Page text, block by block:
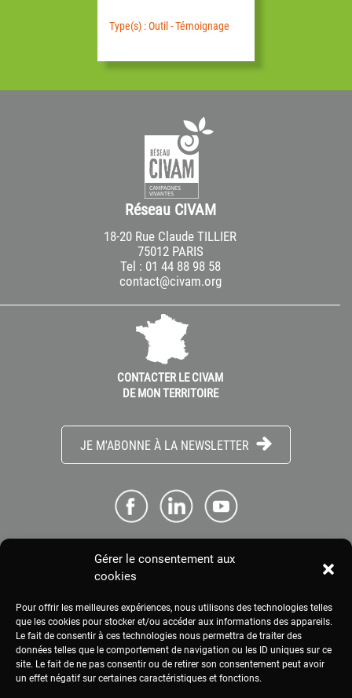
Gérer le consentement aux
cookies
Pour offrir les meilleures expériences, nous utilisons des technologies telles
que les cookies pour stocker et/ou accéder aux informations des appareils.
Le fait de consentir à ces technologies nous permettra de traiter des
données telles que le comportement de navigation ou les ID uniques sur ce
site. Le fait de ne pas consentir ou de retirer son consentement peut avoir
un effet négatif sur certaines caractéristiques et fonctions.
Type(s) : Outil - Témoignage
Réseau CIVAM
18-20 Rue Claude TILLIER
75012 PARIS
Tel : 01 44 88 98 58
contact@civam.org
CONTACTER LE CIVAM
DE MON TERRITOIRE
JE M'ABONNE À LA NEWSLETTER
ME CONNECTER
ESPACE PRESSE
MENTIONS LÉGALES